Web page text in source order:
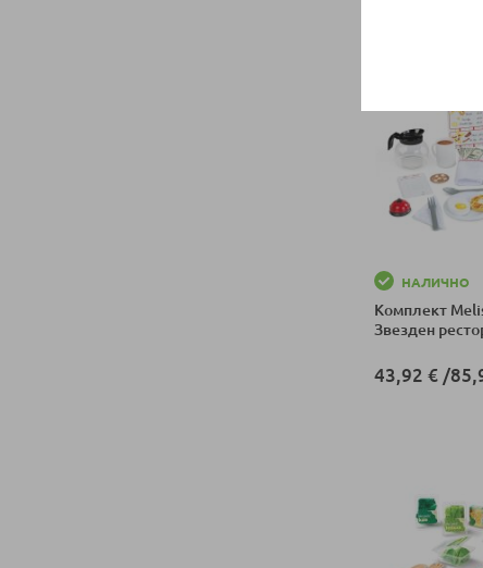
НАЛИЧНО
Комплект
Звезден
43,92 € /